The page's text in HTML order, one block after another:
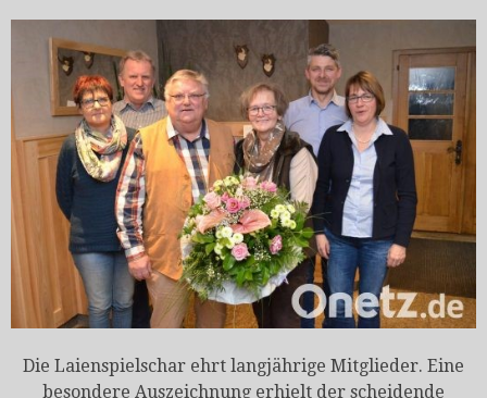
Die Laienspielschar ehrt langjährige Mitglieder. Eine
besondere Auszeichnung erhielt der scheidende